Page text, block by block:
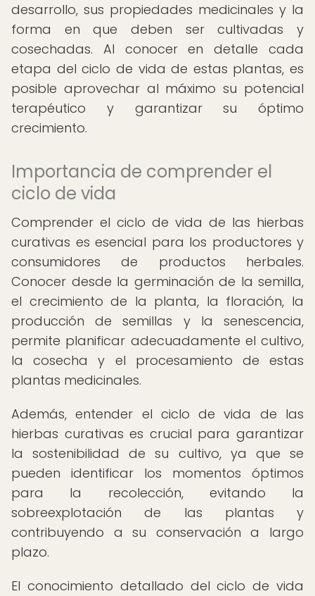
desarrollo, sus propiedades medicinales y la
forma en que deben ser cultivadas y
cosechadas. Al conocer en detalle cada
etapa del ciclo de vida de estas plantas, es
posible aprovechar al máximo su potencial
terapéutico y garantizar su óptimo
crecimiento.
Importancia de comprender el
ciclo de vida
Comprender el ciclo de vida de las hierbas
curativas es esencial para los productores y
consumidores de productos herbales.
Conocer desde la germinación de la semilla,
el crecimiento de la planta, la floración, la
producción de semillas y la senescencia,
permite planificar adecuadamente el cultivo,
la cosecha y el procesamiento de estas
plantas medicinales.
Además, entender el ciclo de vida de las
hierbas curativas es crucial para garantizar
la sostenibilidad de su cultivo, ya que se
pueden identificar los momentos óptimos
para la recolección, evitando la
sobreexplotación de las plantas y
contribuyendo a su conservación a largo
plazo.
El conocimiento detallado del ciclo de vida